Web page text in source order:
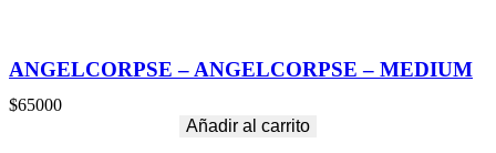
ANGELCORPSE – ANGELCORPSE – MEDIUM
$65000
Añadir al carrito